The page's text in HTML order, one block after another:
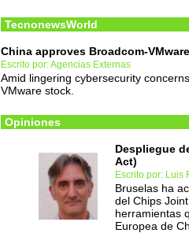
TecnonewsWorld
China approves Broadcom-
Escrito por: Agencias Externas
Amid lingering cybersecurity
VMware stock.
Opiniones
Despliegue
Act)
Escrito por: Luis
Bruselas ha
del Chips
herramientas
Europea de